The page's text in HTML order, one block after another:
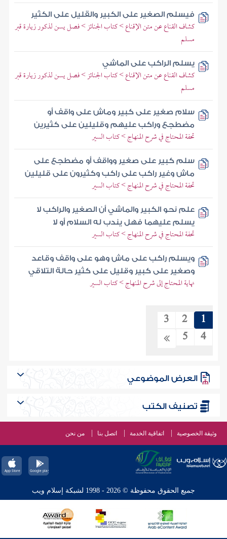
فيسلم الصغير على الكبير والقليل على الكثير
كشاف القناع عن متن الإقناع > كتاب الجنائز > فصل يسن لذكور زيارة قبر
مسلم
يسلم الراكب على الماشي
كشاف القناع عن متن الإقناع > كتاب الجنائز > فصل يسن لذكور زيارة قبر
مسلم
سلام صغير على كبير وماش على واقف أو
مضطجع وراكب عليهم وقليلين على كثيرين
تحفة المحتاج في شرح المنهاج > كتاب السير
سلم كبير على صغير وواقف أو مضطجع على
ماش وغير راكب على راكب وكثيرون على قليلين
تحفة المحتاج في شرح المنهاج > كتاب السير
علم نحو الكبير والماشي أن الصغير والراكب لا
يسلم عليهما فهل يندب له السلام أو لا
تحفة المحتاج في شرح المنهاج > كتاب السير
ويسلم راكب على ماش وهو على واقف وقاعد
وصغير على كبير وقليل على كثير حالة التلاقي
نهاية المحتاج إلى شرح المنهاج > كتاب السير
1
2
3
4
5
العرض الموضوعي
تصنيف الكتب
وثيقة الخصوصية اتفاقية الخدمة اتصل بنا من نحن
جميع الحقوق محفوظة © 2026 - 1998 لشبكة إسلام ويب